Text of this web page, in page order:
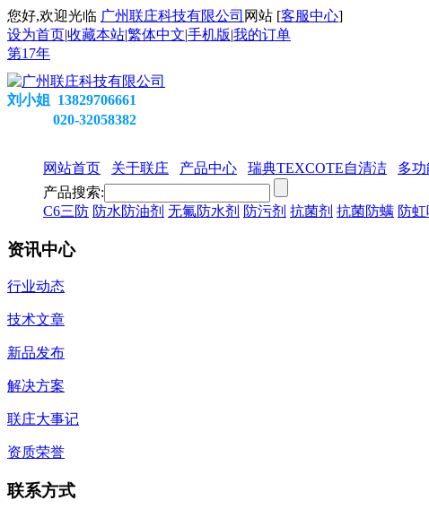
您好,欢迎光临 广州联庄科技有限公司 网站 [客服中心]
设为首页|收藏本站|繁体中文|手机版|我的订单
第17年
刘小姐 13829706661
020-32058382
网站首页 关于联庄 产品中心 瑞典TEXCOTE自清洁 多功
产品搜索:
C6三防 防水防油剂 无氟防水剂 防污剂 抗菌剂 抗菌防螨 防虹
资讯中心
行业动态
技术文章
新品发布
解决方案
联庄大事记
资质荣誉
联系方式